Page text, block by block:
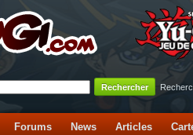
Forums News Articles